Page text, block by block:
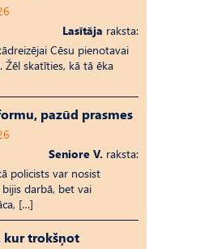
Lasītāja raksta:
Cēsu pienotavai
Žēl skatīties, kā tā ēka
pazūd prasmes
Seniore V. raksta:
policists var nosist
darbā, bet vai
[…]
kur trokšņot